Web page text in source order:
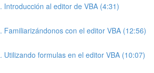
Introducción al editor de VBA (4:31)
Familiarizándonos con el editor VBA (12:56)
Utilizando formulas en el editor VBA (10:07)